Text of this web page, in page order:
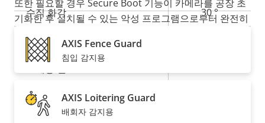
또한 필요할 경우 Secure Boot 기능이 카메라를 공장 초
기화한 후 설치될 수 있는 악성 프로그램으로부터 완전히
보호합니다. 충격 감지 기능이 있어 카메라가 충격을 받으
면 알림이 제공되므로 더욱 안심하고 사용할 수 있습니다.
수직 화각 30 °
렌즈 마운트
팬, 틸트, 줌
AXIS Fence Guard
침입 감지용
AXIS Loitering Guard
배회자 감지용